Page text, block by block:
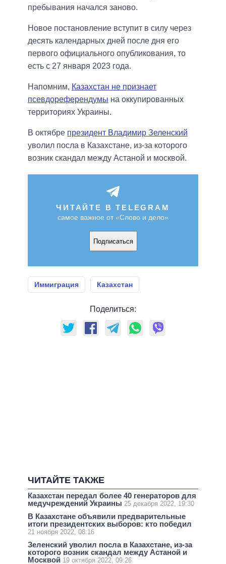
пребывания начался заново.
Новое постановление вступит в силу через
десять календарных дней после дня его
первого официального опубликования, то
есть с 27 января 2023 года.
Напомним, Казахстан не признает
псевдореферендумы на оккупированных
территориях Украины.
В октябре президент Владимир Зеленский
уволил посла в Казахстане, из-за которого
возник скандал между Астаной и москвой.
ЧИТАЙТЕ В TELEGRAM
самое важное от «Слово и дело»
Подписаться
Иммиграция Казахстан
Поделиться:
ЧИТАЙТЕ ТАКЖЕ
Казахстан передал более 40 генераторов для
медучреждений Украины 25 декабря 2022, 19:30
В Казахстане объявили предварительные
итоги президентских выборов: кто победил
21 ноября 2022, 08:16
Зеленский уволил посла в Казахстане, из-за
которого возник скандал между Астаной и
Москвой 19 октября 2022, 09:26